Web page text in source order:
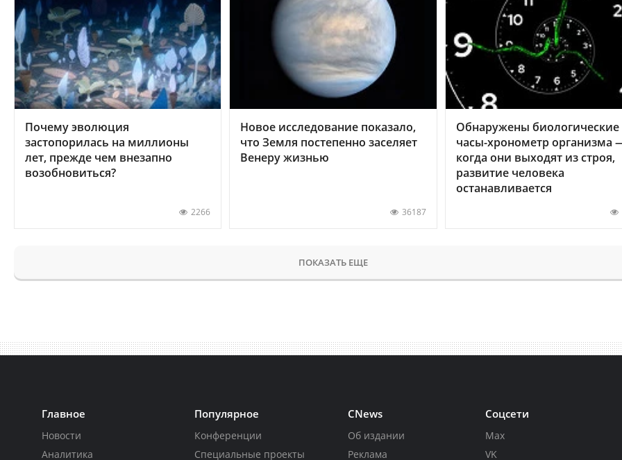
Почему эволюция
застопорилась на миллионы
лет, прежде чем внезапно
возобновиться?
2266
Новое исследование показало,
что Земля постепенно заселяет
Венеру жизнью
36187
Обнаружены биологические
часы-хронометр организма
когда они выходят из строя,
развитие человека
останавливается
ПОКАЗАТЬ ЕЩЕ
Главное
Новости
Аналитика
Популярное
Конференции
Специальные проекты
CNews
Об издании
Реклама
Соцсети
Max
VK